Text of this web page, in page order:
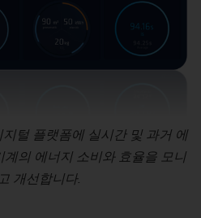
털 플랫폼에 실시간 및 과거 에
의 에너지 소비와 효율을 모니
개선합니다.